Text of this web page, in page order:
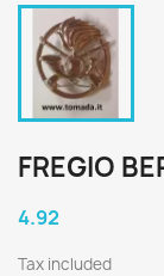
FREGIO
4.92
Tax included